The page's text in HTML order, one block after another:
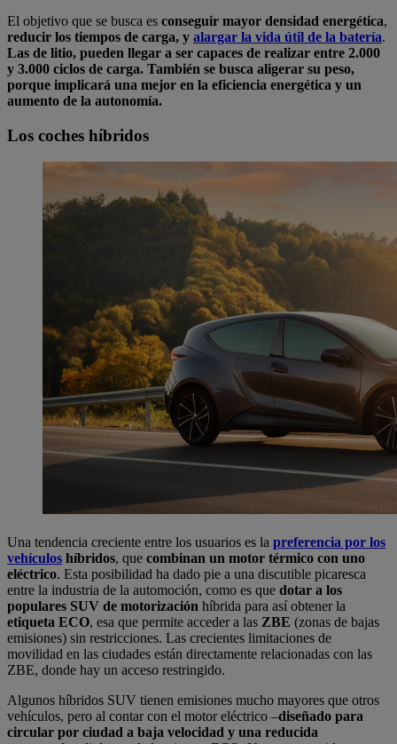
El objetivo que se busca es conseguir mayor densidad energética,
reducir los tiempos de carga, y alargar la vida útil de la batería.
Las de litio, pueden llegar a ser capaces de realizar entre 2.000
y 3.000 ciclos de carga. También se busca aligerar su peso,
porque implicará una mejor en la eficiencia energética y un
aumento de la autonomía.
Los coches híbridos
Una tendencia creciente entre los usuarios es la preferencia por los
vehículos híbridos, que combinan un motor térmico con uno
eléctrico. Esta posibilidad ha dado pie a una discutible picaresca
entre la industria de la automoción, como es que dotar a los
populares SUV de motorización híbrida para así obtener la
etiqueta ECO, esa que permite acceder a las ZBE (zonas de bajas
emisiones) sin restricciones. Las crecientes limitaciones de
movilidad en las ciudades están directamente relacionadas con las
ZBE, donde hay un acceso restringido.
Algunos híbridos SUV tienen emisiones mucho mayores que otros
vehículos, pero al contar con el motor eléctrico –diseñado para
circular por ciudad a baja velocidad y una reducida